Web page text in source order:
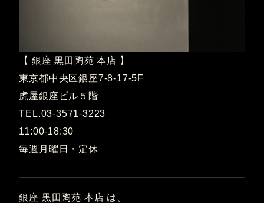
【 銀座 黒田陶苑 本店 】
東京都中央区銀座7-8-17-5F
虎屋銀座ビル５階
TEL.03-3571-3223
11:00-18:30
毎週月曜日・定休
銀座 黒田陶苑 本店 は、